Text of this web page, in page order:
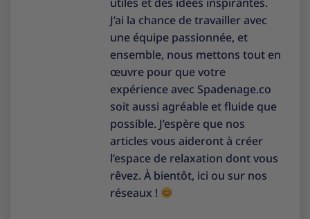
J’ai la chance de travailler avec
une équipe passionnée, et
ensemble, nous mettons tout en
œuvre pour que votre
expérience avec Spadenage.co
soit aussi agréable et fluide que
possible. J’espère que nos
articles vous aideront à créer
l’espace de relaxation dont vous
rêvez. À bientôt, ici ou sur nos
réseaux !